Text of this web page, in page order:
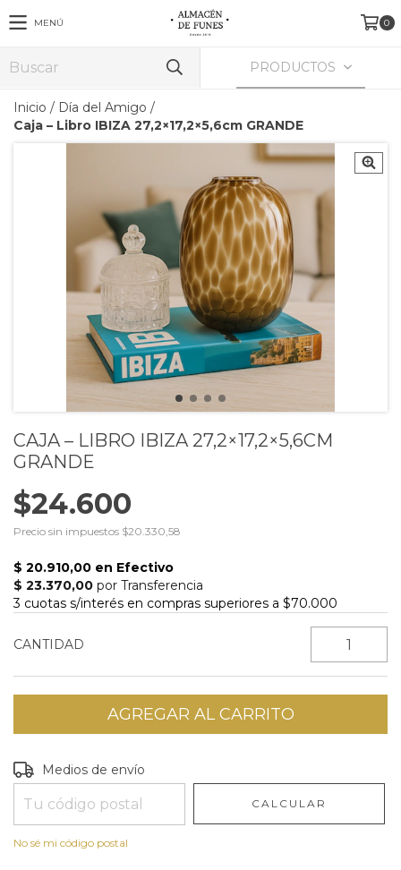
MENÚ 0
PRODUCTOS
Inicio / Día del Amigo /
Caja – Libro IBIZA 27,2×17,2×5,6cm GRANDE
CAJA – LIBRO IBIZA 27,2×17,2×5,6CM
GRANDE
$24.600
Precio sin impuestos $20.330,58
CANTIDAD
Entregas para el CP:
Medios de envío
CALCULAR
No sé mi código postal